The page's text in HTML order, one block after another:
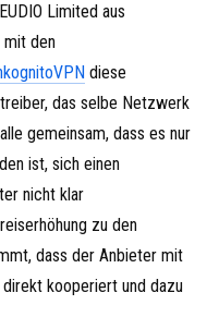
Limited aus
mit den
diese
das selbe Netzwerk
gemeinsam, dass es nur
ist, sich einen
nicht klar
zu den
dass der Anbieter mit
kooperiert und dazu